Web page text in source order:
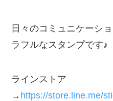
日々のコミュニケーシ
ラフルなスタンプです♪
ラインストア
→ https://store.line.me/